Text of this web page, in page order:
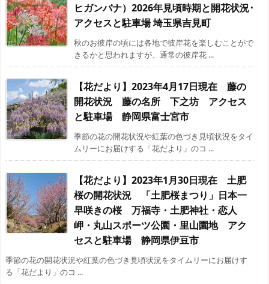
ヒガンバナ）2026年見頃時期と開花状況･
アクセスと駐車場 埼玉県吉見町
秋のお彼岸の頃には各地で彼岸花を楽しむことがで
きるかと思われますが、通常の彼岸花 ...
【花だより】2023年4月17日現在 藤の
開花状況 藤の名所 下之坊 アクセス
と駐車場 静岡県富士宮市
季節の花の開花状況や紅葉の色づき見頃状況をタイ
ムリーにお届けする「花だより」のコ ...
【花だより】2023年1月30日現在 土肥
桜の開花状況 「土肥桜まつり」日本一
早咲きの桜 万福寺・土肥神社・恋人
岬・丸山スポーツ公園・里山園地 アク
セスと駐車場 静岡県伊豆市
季節の花の開花状況や紅葉の色づき見頃状況をタイムリーにお届けす
る「花だより」のコ ...